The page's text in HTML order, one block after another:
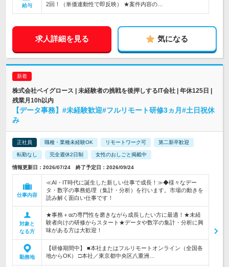
給与
2回！（単価連動性で即反映） ★案件内容の…
求人詳細を見る 気になる
株式会社ベイグロース | 未経験者の挑戦を後押しするIT会社 | 年休125日 |
残業月10h以内
【データ事務】#未経験歓迎#フルリモート研修3ヵ月#土日祝休
み
正社員 職種・業種未経験OK リモートワーク可 第二新卒歓迎
転勤なし 完全週休2日制 女性のおしごと掲載中
情報更新日：2026/07/24 終了予定日：2026/09/24
仕事内容
≪AI・IT時代に誕生した新しい仕事で成長！≫◆様々なデー
タ・数字の事務処理（集計・分析）を行います。市場の動きを
読み解く面白い仕事です！
対象と
なる方
★事務＋αの専門性を磨きながら成長したい方に最適！★未経
験者向けの研修からスタート★データや数字の集計・分析に興
味がある方は大歓迎！
勤務地
【研修期間中】 ■本社またはフルリモートオンライン（全国各
地からOK） □本社／東京都中央区八重洲…